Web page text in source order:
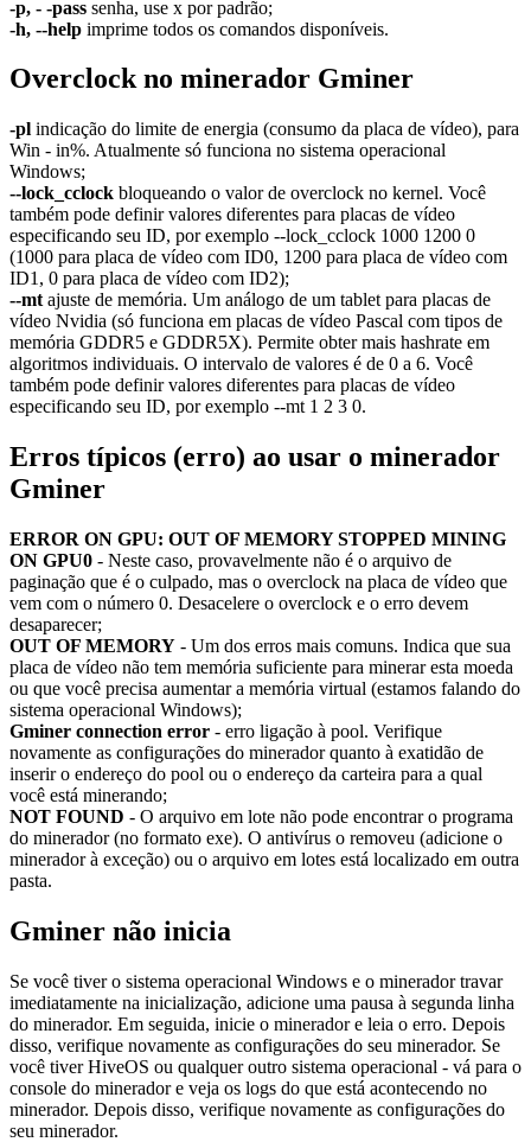
-p, - -pass senha, use x por padrão;
-h, --help imprime todos os comandos disponíveis.
Overclock no minerador Gminer
-pl indicação do limite de energia (consumo da placa de vídeo), para
Win - in%. Atualmente só funciona no sistema operacional
Windows;
--lock_cclock bloqueando o valor de overclock no kernel. Você
também pode definir valores diferentes para placas de vídeo
especificando seu ID, por exemplo --lock_cclock 1000 1200 0
(1000 para placa de vídeo com ID0, 1200 para placa de vídeo com
ID1, 0 para placa de vídeo com ID2);
--mt ajuste de memória. Um análogo de um tablet para placas de
vídeo Nvidia (só funciona em placas de vídeo Pascal com tipos de
memória GDDR5 e GDDR5X). Permite obter mais hashrate em
algoritmos individuais. O intervalo de valores é de 0 a 6. Você
também pode definir valores diferentes para placas de vídeo
especificando seu ID, por exemplo --mt 1 2 3 0.
Erros típicos (erro) ao usar o minerador
Gminer
ERROR ON GPU: OUT OF MEMORY STOPPED MINING
ON GPU0 - Neste caso, provavelmente não é o arquivo de
paginação que é o culpado, mas o overclock na placa de vídeo que
vem com o número 0. Desacelere o overclock e o erro devem
desaparecer;
OUT OF MEMORY - Um dos erros mais comuns. Indica que sua
placa de vídeo não tem memória suficiente para minerar esta moeda
ou que você precisa aumentar a memória virtual (estamos falando do
sistema operacional Windows);
Gminer connection error - erro ligação à pool. Verifique
novamente as configurações do minerador quanto à exatidão de
inserir o endereço do pool ou o endereço da carteira para a qual
você está minerando;
NOT FOUND - O arquivo em lote não pode encontrar o programa
do minerador (no formato exe). O antivírus o removeu (adicione o
minerador à exceção) ou o arquivo em lotes está localizado em outra
pasta.
Gminer não inicia
Se você tiver o sistema operacional Windows e o minerador travar
imediatamente na inicialização, adicione uma pausa à segunda linha
do minerador. Em seguida, inicie o minerador e leia o erro. Depois
disso, verifique novamente as configurações do seu minerador. Se
você tiver HiveOS ou qualquer outro sistema operacional - vá para o
console do minerador e veja os logs do que está acontecendo no
minerador. Depois disso, verifique novamente as configurações do
seu minerador.